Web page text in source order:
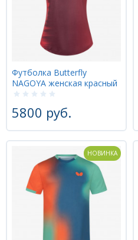
Футболка Butterfly
NAGOYA женская красный
5800 руб.
НОВИНКА